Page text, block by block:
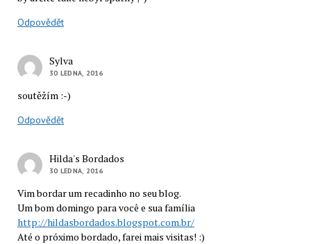
Odpovědět
Sylva
30 LEDNA, 2016
soutěžím :-)
Odpovědět
Hilda's Bordados
30 LEDNA, 2016
Vim bordar um recadinho no seu blog.
Um bom domingo para você e sua família
http://hildasbordados.blogspot.com.br/
Até o próximo bordado, farei mais visitas! :)